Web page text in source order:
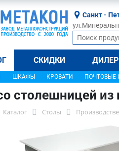
Санкт -
СКИДКИ
ШКАФЫ КРОВАТИ ПОЧТОВЫЕ
столешницей
Каталог Столы